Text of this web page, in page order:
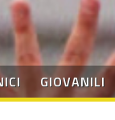
GIOVANILI